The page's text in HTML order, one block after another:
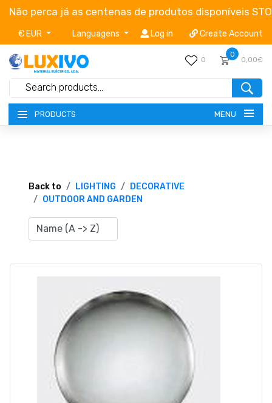
Não perca já as centenas de produtos disponíveis
€ EUR Languagens Log in Create Account
0
0
0,00€
PRODUCTS MENU
TERMS OF SERVICE
263 710 898
Back to LIGHTING
DECORATIVE
OUTDOOR AND GARDEN